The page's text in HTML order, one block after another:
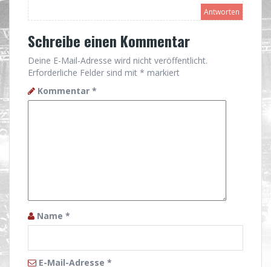
Antworten
Schreibe einen Kommentar
Deine E-Mail-Adresse wird nicht veröffentlicht.
Erforderliche Felder sind mit * markiert
Kommentar *
Name *
E-Mail-Adresse *